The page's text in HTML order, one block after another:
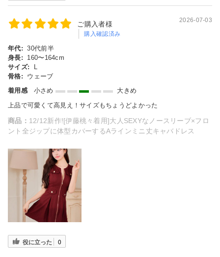
ご購入者様
購入確認済み
2026-07-03
年代: 30代前半
身長:
160〜164cm
サイズ:
L
骨格:
ウェーブ
着用感
小さめ
大きめ
上品で可愛くて高見え！サイズもちょうどよかった
商品： 12/12新作![伊藤桃々着用]大人SEXYなノースリーブ×フロ
ント全ジップに体型カバーするAラインミニ丈キャバドレス
役に立った 0